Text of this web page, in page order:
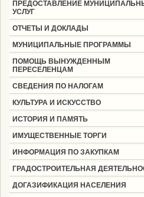
ПРЕДОСТАВЛЕНИЕ
УСЛУГ
ОТЧЕТЫ И ДОКЛАДЫ
МУНИЦИПАЛЬНЫЕ ПРОГРАММЫ
ПОМОЩЬ ВЫНУЖДЕННЫМ
ПЕРЕСЕЛЕНЦАМ
СВЕДЕНИЯ ПО НАЛОГАМ
КУЛЬТУРА И ИСКУССТВО
ИСТОРИЯ И ПАМЯТЬ
ИМУЩЕСТВЕННЫЕ ТОРГИ
ИНФОРМАЦИЯ ПО ЗАКУПКАМ
ГРАДОСТРОИТЕЛЬНАЯ
ДОГАЗИФИКАЦИЯ НАСЕЛЕНИЯ